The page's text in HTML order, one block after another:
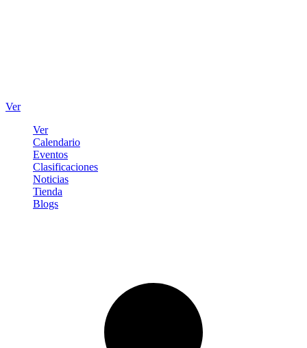
Ver
Ver
Calendario
Eventos
Clasificaciones
Noticias
Tienda
Blogs